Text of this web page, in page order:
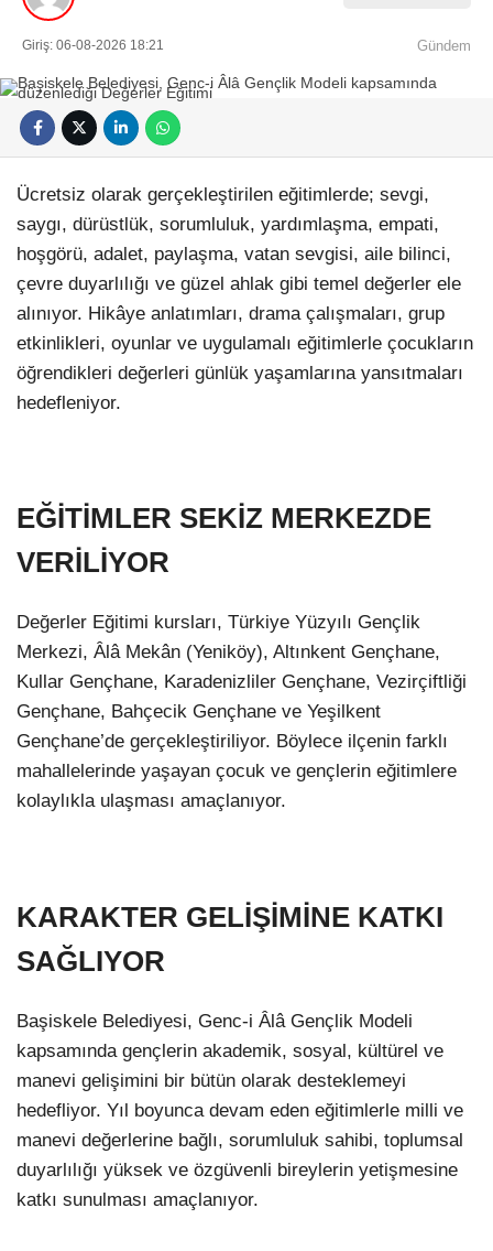
Giriş: 06-08-2026 18:21 Gündem
Ücretsiz olarak gerçekleştirilen eğitimlerde; sevgi,
saygı, dürüstlük, sorumluluk, yardımlaşma, empati,
hoşgörü, adalet, paylaşma, vatan sevgisi, aile bilinci,
çevre duyarlılığı ve güzel ahlak gibi temel değerler ele
alınıyor. Hikâye anlatımları, drama çalışmaları, grup
etkinlikleri, oyunlar ve uygulamalı eğitimlerle çocukların
öğrendikleri değerleri günlük yaşamlarına yansıtmaları
hedefleniyor.
EĞİTİMLER SEKİZ MERKEZDE
VERİLİYOR
Değerler Eğitimi kursları, Türkiye Yüzyılı Gençlik
Merkezi, Âlâ Mekân (Yeniköy), Altınkent Gençhane,
Kullar Gençhane, Karadenizliler Gençhane, Vezirçiftliği
Gençhane, Bahçecik Gençhane ve Yeşilkent
Gençhane’de gerçekleştiriliyor. Böylece ilçenin farklı
mahallelerinde yaşayan çocuk ve gençlerin eğitimlere
kolaylıkla ulaşması amaçlanıyor.
KARAKTER GELİŞİMİNE KATKI
SAĞLIYOR
Başiskele Belediyesi, Genc-i Âlâ Gençlik Modeli
kapsamında gençlerin akademik, sosyal, kültürel ve
manevi gelişimini bir bütün olarak desteklemeyi
hedefliyor. Yıl boyunca devam eden eğitimlerle milli ve
manevi değerlerine bağlı, sorumluluk sahibi, toplumsal
duyarlılığı yüksek ve özgüvenli bireylerin yetişmesine
katkı sunulması amaçlanıyor.